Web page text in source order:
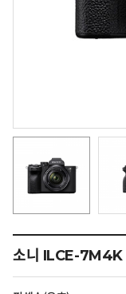
소니 ILCE-7M4K